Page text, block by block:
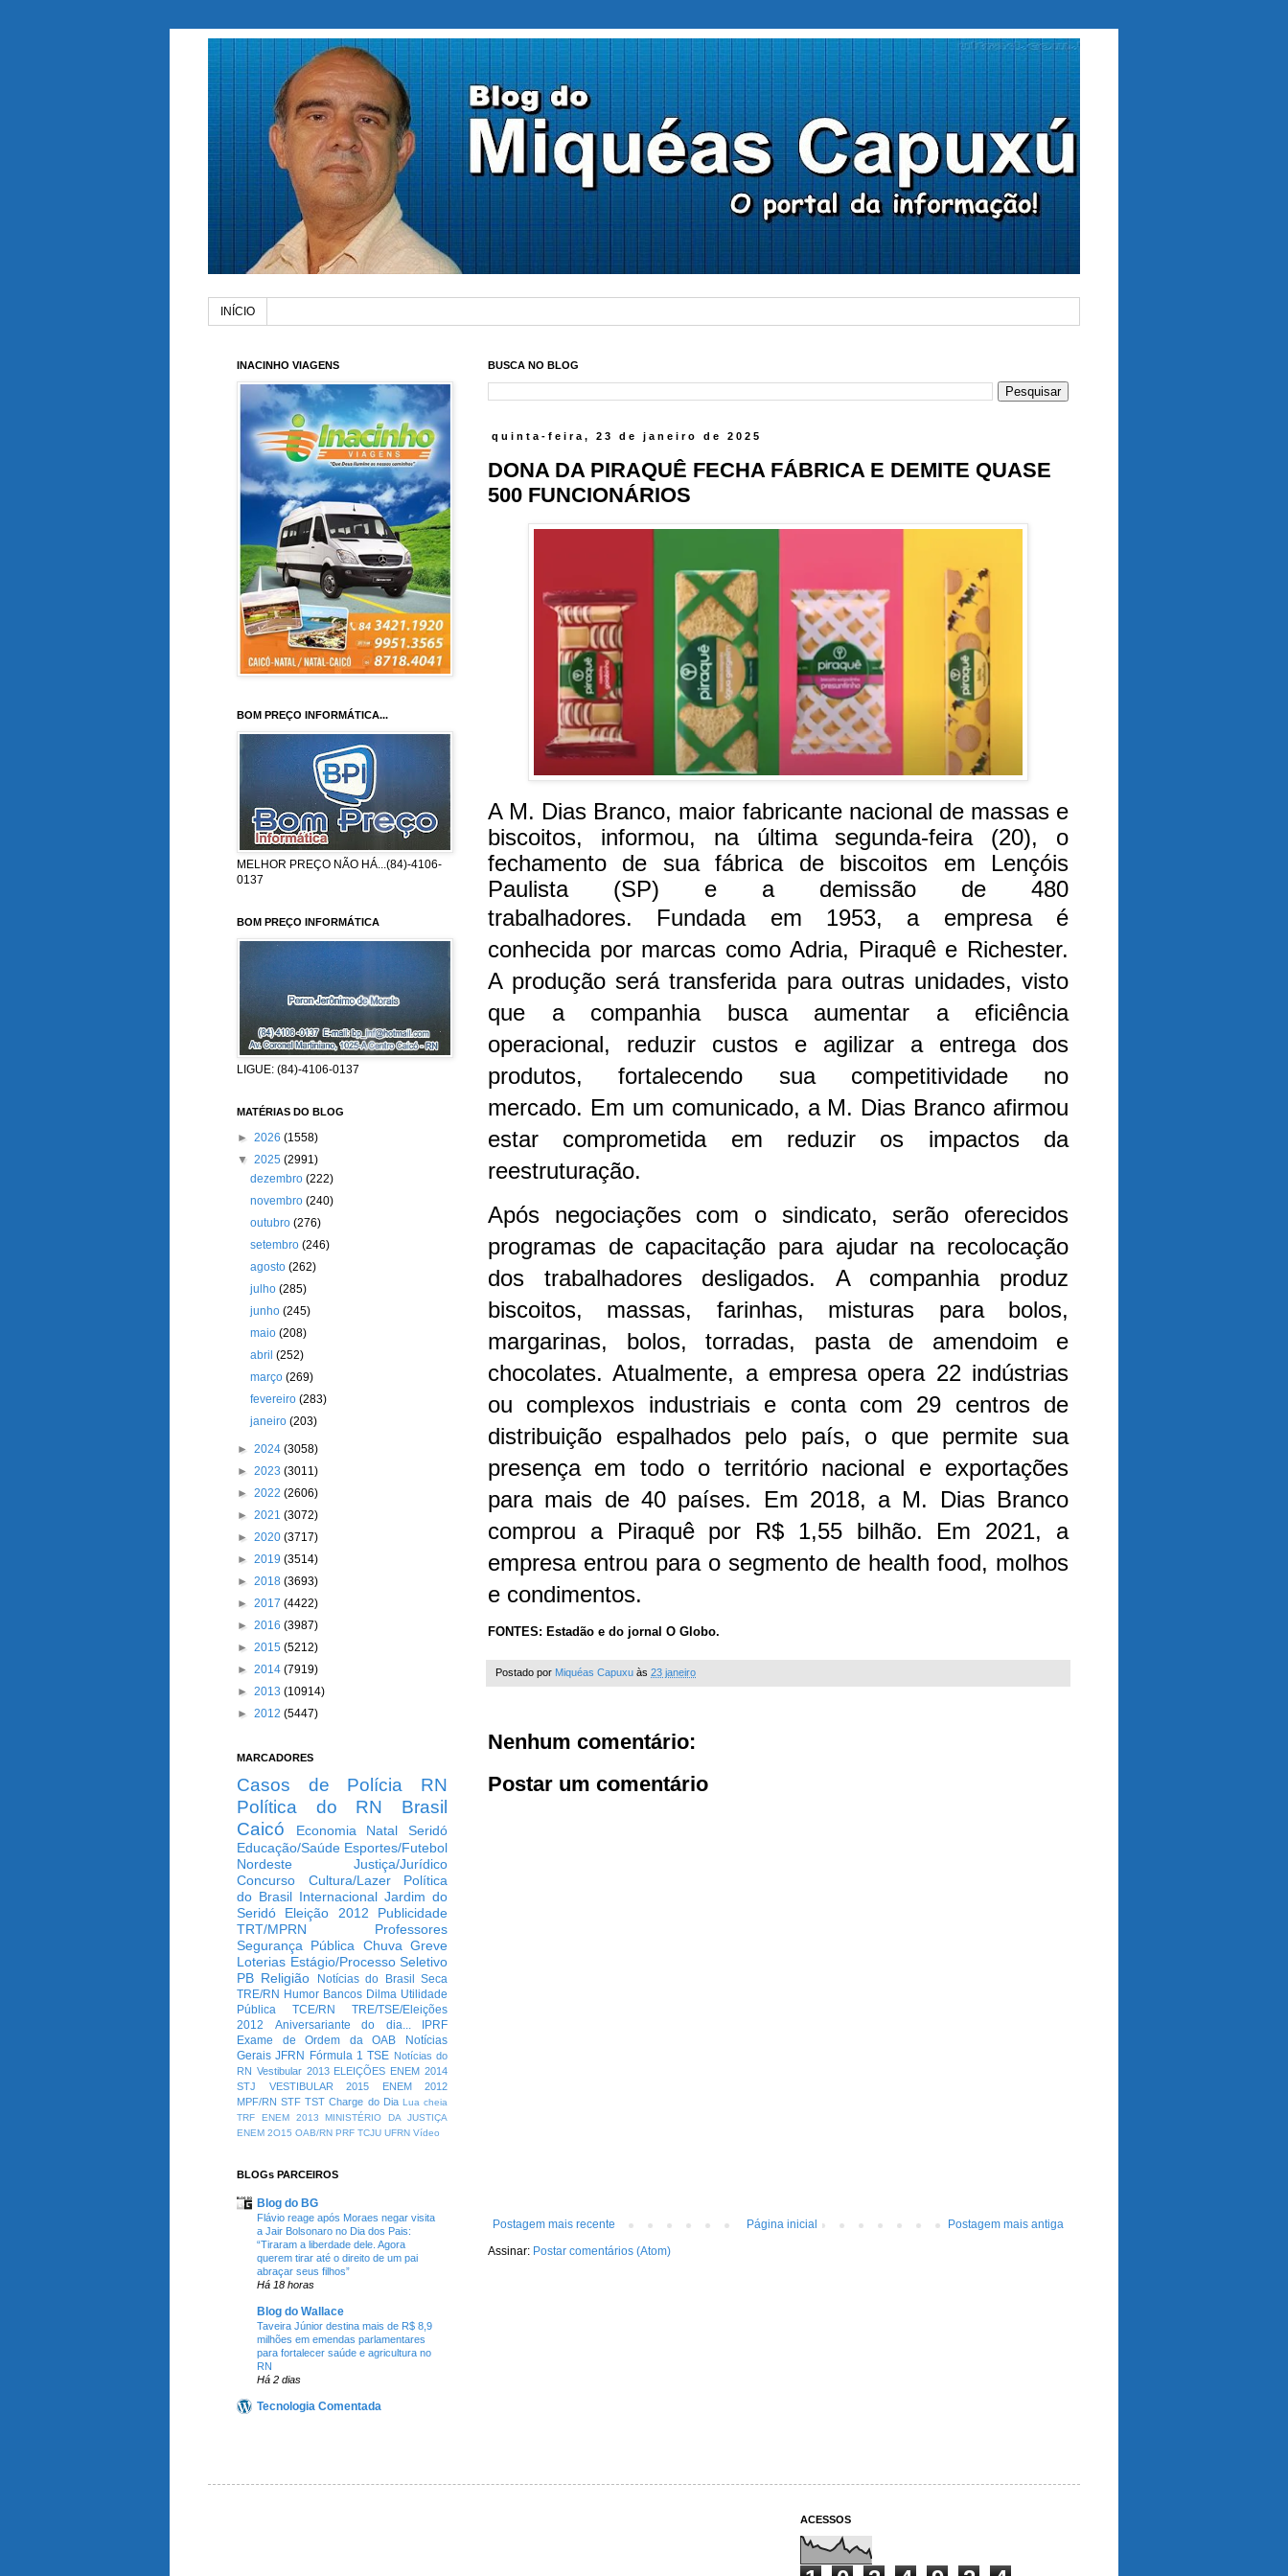
INÍCIO
BUSCA NO BLOG
quinta-feira, 23 de janeiro de 2025
DONA DA PIRAQUÊ FECHA FÁBRICA E DEMITE QUASE
500 FUNCIONÁRIOS
A M. Dias Branco, maior fabricante nacional de massas e
biscoitos, informou, na última segunda-feira (20), o
fechamento de sua fábrica de biscoitos em Lençóis
Paulista (SP) e a demissão de 480
trabalhadores. Fundada em 1953, a empresa é
conhecida por marcas como Adria, Piraquê e Richester.
A produção será transferida para outras unidades, visto
que a companhia busca aumentar a eficiência
operacional, reduzir custos e agilizar a entrega dos
produtos, fortalecendo sua competitividade no
mercado. Em um comunicado, a M. Dias Branco afirmou
estar comprometida em reduzir os impactos da
reestruturação.
Após negociações com o sindicato, serão oferecidos
programas de capacitação para ajudar na recolocação
dos trabalhadores desligados. A companhia produz
biscoitos, massas, farinhas, misturas para bolos,
margarinas, bolos, torradas, pasta de amendoim e
chocolates. Atualmente, a empresa opera 22 indústrias
ou complexos industriais e conta com 29 centros de
distribuição espalhados pelo país, o que permite sua
presença em todo o território nacional e exportações
para mais de 40 países. Em 2018, a M. Dias Branco
comprou a Piraquê por R$ 1,55 bilhão. Em 2021, a
empresa entrou para o segmento de health food, molhos
e condimentos.
FONTES: Estadão e do jornal O Globo.
Postado por Miquéas Capuxu às 23 janeiro
Nenhum comentário:
Postar um comentário
Postagem mais recente Postagem mais antiga
Página inicial
Assinar: Postar comentários (Atom)
INACINHO VIAGENS
BOM PREÇO INFORMÁTICA...
MELHOR PREÇO NÃO HÁ...(84)-4106-
0137
BOM PREÇO INFORMÁTICA
LIGUE: (84)-4106-0137
MATÉRIAS DO BLOG
► 2026 (1558)
▼ 2025 (2991)
dezembro(222)
novembro(240)
outubro(276)
setembro(246)
agosto(262)
julho(285)
junho(245)
maio(208)
abril(252)
março(269)
fevereiro(283)
janeiro(203)
► 2024 (3058)
► 2023 (3011)
► 2022 (2606)
► 2021 (3072)
► 2020 (3717)
► 2019 (3514)
► 2018 (3693)
► 2017 (4422)
► 2016 (3987)
► 2015 (5212)
► 2014 (7919)
► 2013 (10914)
► 2012 (5447)
MARCADORES
Casos de Polícia
RN
Política do RN
Brasil
Caicó
Economia Natal
Seridó
Educação/Saúde Esportes/Futebol
Nordeste
Justiça/Jurídico
Concurso
Cultura/Lazer
Política
do Brasil Internacional Jardim do
Seridó
Eleição 2012
Publicidade
TRT/MPRN
Professores
Segurança Pública Chuva Greve
Loterias Estágio/Processo Seletivo
PB Religião Notícias do Brasil
Seca
TRE/RN Humor Bancos Dilma Utilidade
Pública
TCE/RN
TRE/TSE/Eleições
2012
Aniversariante do dia...
IPRF
Exame de Ordem da OAB
Notícias
Gerais JFRN Fórmula 1 TSE Notícias do
RN Vestibular 2013 ELEIÇÕES ENEM 2014
STJ
VESTIBULAR 2015
ENEM 2012
MPF/RN STF TST Charge do Dia Lua cheia
TRF
ENEM 2013
MINISTÉRIO DA JUSTIÇA
ENEM 2O15 OAB/RN PRF TCJU UFRN Vídeo
BLOGs PARCEIROS
Blog do BG
Flávio reage após Moraes negar visita
a Jair Bolsonaro no Dia dos Pais:
“Tiraram a liberdade dele. Agora
querem tirar até o direito de um pai
abraçar seus filhos”
Há 18 horas
Blog do Wallace
Taveira Júnior destina mais de R$ 8,9
milhões em emendas parlamentares
para fortalecer saúde e agricultura no
RN
Há 2 dias
Tecnologia Comentada
ACESSOS